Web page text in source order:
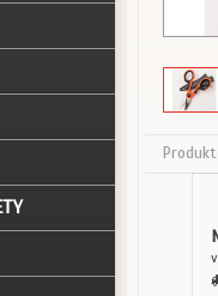
Produkt